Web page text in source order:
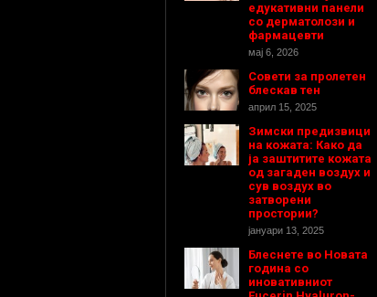
едукативни панели
со дерматолози и
фармацевти
мај 6, 2026
Совети за пролетен
блескав тен
април 15, 2025
Зимски предизвици
на кожата: Како да
ја заштитите кожата
од загаден воздух и
сув воздух во
затворени
простории?
јануари 13, 2025
Блеснете во Новата
година со
иновативниот